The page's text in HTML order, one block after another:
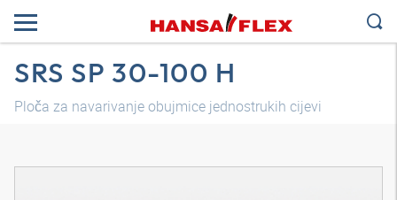
SRS SP 30-100 H
Ploča za navarivanje obujmice jednostrukih cijevi